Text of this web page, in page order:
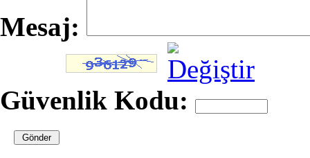
Mesaj:
Güvenlik Kodu: